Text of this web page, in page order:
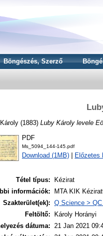
Böngészés, Szerző
(1883) Luby Károly levele
PDF
Ms_5094_144-145.pdf
Download (1MB) Előzetes
Tétel típus:
Kézirat
információk:
MTA KIK
Szakterület(ek): Q Science >
Feltöltő:
Károly Horányi
dátuma: 21 Jan 2021